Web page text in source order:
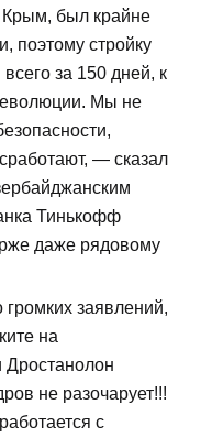
Крым, был крайне
поэтому стройку
за 150 дней, к
Мы не
— сказал
Тинькофф
даже рядовому
громких заявлений,
на
Дростанолон
не разочарует!!!
с